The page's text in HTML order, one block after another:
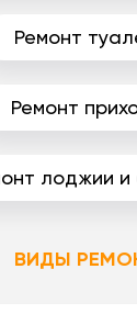
Ремонт
Ремонт
лоджии и
ВИДЫ